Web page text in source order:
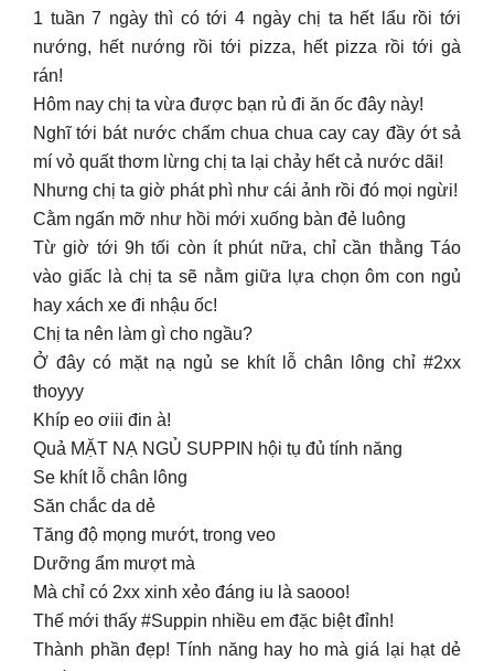
1 tuần 7 ngày thì có tới 4 ngày chị ta hết lẩu rồi tới
nướng, hết nướng rồi tới pizza, hết pizza rồi tới gà
rán!
Hôm nay chị ta vừa được bạn rủ đi ăn ốc đây này!
Nghĩ tới bát nước chấm chua chua cay cay đầy ớt sả
mí vỏ quất thơm lừng chị ta lại chảy hết cả nước dãi!
Nhưng chị ta giờ phát phì như cái ảnh rồi đó mọi ngừi!
Cằm ngấn mỡ như hồi mới xuống bàn đẻ luông
Từ giờ tới 9h tối còn ít phút nữa, chỉ cần thằng Táo
vào giấc là chị ta sẽ nằm giữa lựa chọn ôm con ngủ
hay xách xe đi nhậu ốc!
Chị ta nên làm gì cho ngầu?
Ở đây có mặt nạ ngủ se khít lỗ chân lông chỉ #2xx
thoyyy
Khíp eo ơiii đin à!
Quả MẶT NẠ NGỦ SUPPIN hội tụ đủ tính năng
Se khít lỗ chân lông
Săn chắc da dẻ
Tăng độ mọng mướt, trong veo
Dưỡng ẩm mượt mà
Mà chỉ có 2xx xinh xẻo đáng iu là saooo!
Thế mới thấy #Suppin nhiều em đặc biệt đỉnh!
Thành phần đẹp! Tính năng hay ho mà giá lại hạt dẻ